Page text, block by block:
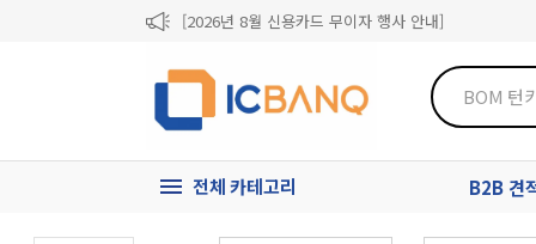
[2026년 8월 신용카드 무이자 행사 안내]
[마일리지 적립 및 사용 정책 개편 안내]
전체 카테고리 B2B 견